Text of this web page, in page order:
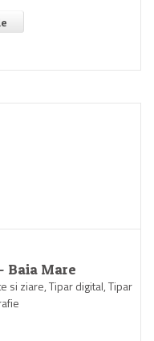
Baia Mare
si ziare, Tipar digital, Tipar